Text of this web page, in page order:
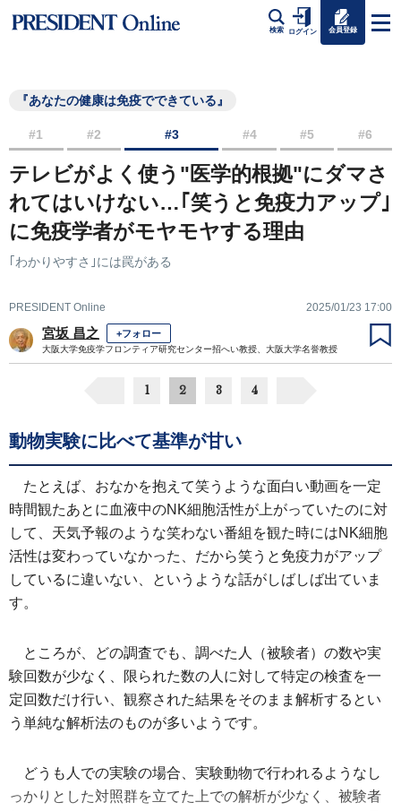
検索 ログイン 会員登録
『あなたの健康は免疫でできている』
#1 #2 #3 #4 #5 #6
テレビがよく使う"医学的根拠"にダマさ
れてはいけない…｢笑うと免疫力アップ｣
に免疫学者がモヤモヤする理由
｢わかりやすさ｣には罠がある
PRESIDENT Online 2025/01/23 17:00
宮坂 昌之 +フォロー
大阪大学免疫学フロンティア研究センター招へい教授、大阪大学名誉教授
1 2 3 4
動物実験に比べて基準が甘い
たとえば、おなかを抱えて笑うような面白い動画を一定
時間観たあとに血液中のNK細胞活性が上がっていたのに対
して、天気予報のような笑わない番組を観た時にはNK細胞
活性は変わっていなかった、だから笑うと免疫力がアップ
しているに違いない、というような話がしばしば出ていま
す。
ところが、どの調査でも、調べた人（被験者）の数や実
験回数が少なく、限られた数の人に対して特定の検査を一
定回数だけ行い、観察された結果をそのまま解析するとい
う単純な解析法のものが多いようです。
どうも人での実験の場合、実験動物で行われるようなし
っかりとした対照群を立てた上での解析が少なく、被験者